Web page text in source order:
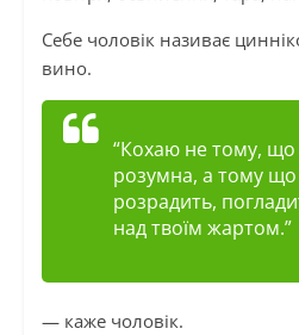
Себе чоловік називає
вино.
“Кохаю не тому,
розумна, а тому що
розрадить,
над твоїм жартом.”
— каже чоловік.